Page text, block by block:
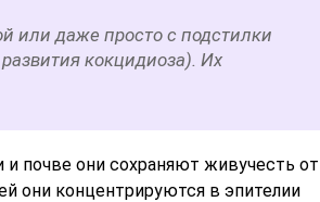
или даже просто с подстилки
кокцидиоза). Их
почве они сохраняют живучесть от
они концентрируются в эпителии